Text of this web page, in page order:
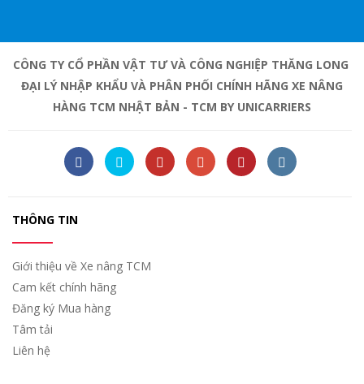
CÔNG TY CỔ PHẦN VẬT TƯ VÀ CÔNG NGHIỆP THĂNG LONG
ĐẠI LÝ NHẬP KHẨU VÀ PHÂN PHỐI CHÍNH HÃNG XE NÂNG
HÀNG TCM NHẬT BẢN - TCM BY UNICARRIERS
THÔNG TIN
Giới thiệu về Xe nâng TCM
Cam kết chính hãng
Đăng ký Mua hàng
Tâm tải
Liên hệ